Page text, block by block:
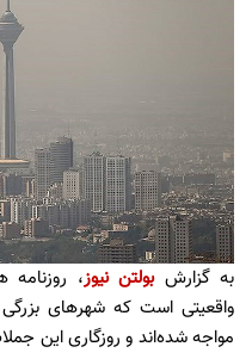
به گزارشبولتن نیوز،
واقعیتی است که شهرهای
مواجه شده‌اند و روزگاری این